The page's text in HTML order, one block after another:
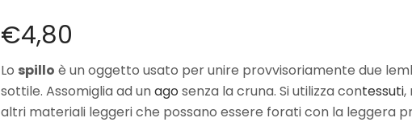
€4,80
Lo spillo è un oggetto usato per unire provvisoriamente due
sottile. Assomiglia ad un ago senza la cruna. Si utilizza contessuti,
altri materiali leggeri che possano essere forati con la leggera